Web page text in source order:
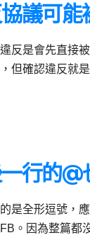
議可能
反是會先直接
但確認違反就
行的@
是全形逗號，
。因為整篇都